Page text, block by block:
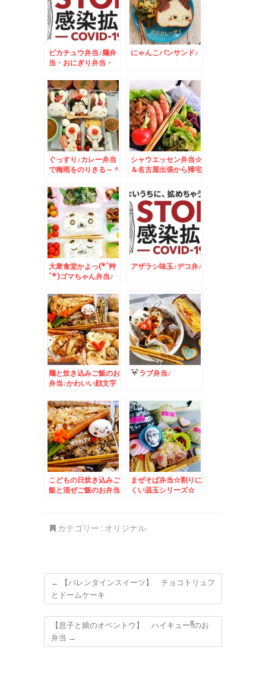
ピカチュウ弁当♪麺弁
当・おにぎり弁当・
色々
にゃんこパンサンド♪
ぐっすり♪カレー弁当
で梅雨をのりきる～＾
シャウエッセン弁当☆
＆名古屋出張から帰宅
大衆食堂かよっ(*´艸
`*)ゴマちゃん弁当♪
リ・サンゴールドキウ
イ」が美味っ！！
アザラシ味玉♪デコ弁♪
麺と炊き込みご飯のお
弁当♪かわいい顔文字
ラブ弁当♪
こどもの日炊き込みご
飯と混ぜご飯のお弁当
まぜそば弁当☆割りに
くい温玉シリーズ☆
カテゴリー : オリジナル
←
【バレンタインスイーツ】 チョコトリュフ
とドームケーキ
【息子と娘のオベントウ】 ハイキュー!!のお
弁当 →